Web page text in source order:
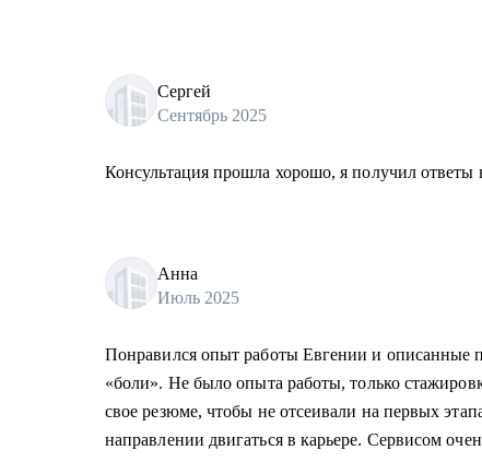
Сергей
Сентябрь 2025
Консультация прошла хорошо, я получил
Анна
Июль 2025
Понравился опыт работы Евгении и описанные
«боли». Не было опыта работы, только
свое резюме, чтобы не отсеивали на первых
направлении двигаться в карьере. Сервисом